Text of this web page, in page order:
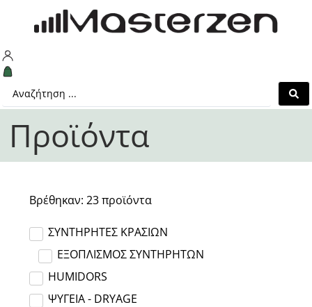
Προϊόντα
Βρέθηκαν: 23προϊόντα
ΣΥΝΤΗΡΗΤΕΣ ΚΡΑΣΙΩΝ
ΕΞΟΠΛΙΣΜΟΣ ΣΥΝΤΗΡΗΤΩΝ
HUMIDORS
ΨΥΓΕΙΑ - DRYAGE